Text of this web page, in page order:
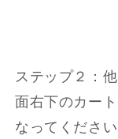
ステップ２：
面右下のカー
なってください